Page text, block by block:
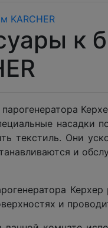
KARCHER
к
насадки
текстиль. Они
и
и